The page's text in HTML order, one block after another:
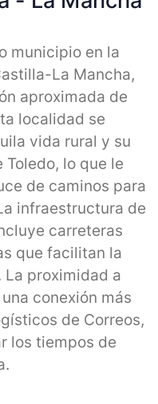
municipio en la
La Mancha,
aproximada de
localidad se
vida rural y su
lo que le
de caminos para
infraestructura de
carreteras
que facilitan la
proximidad a
conexión más
de Correos,
los tiempos de